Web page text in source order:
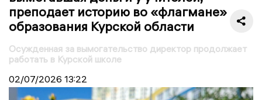
преподает историю во «флагмане»
образования Курской области
Осужденная за вымогательство директор продолжает
работать в Курской школе
02/07/2026 13:22